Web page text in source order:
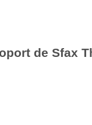
de Sfax